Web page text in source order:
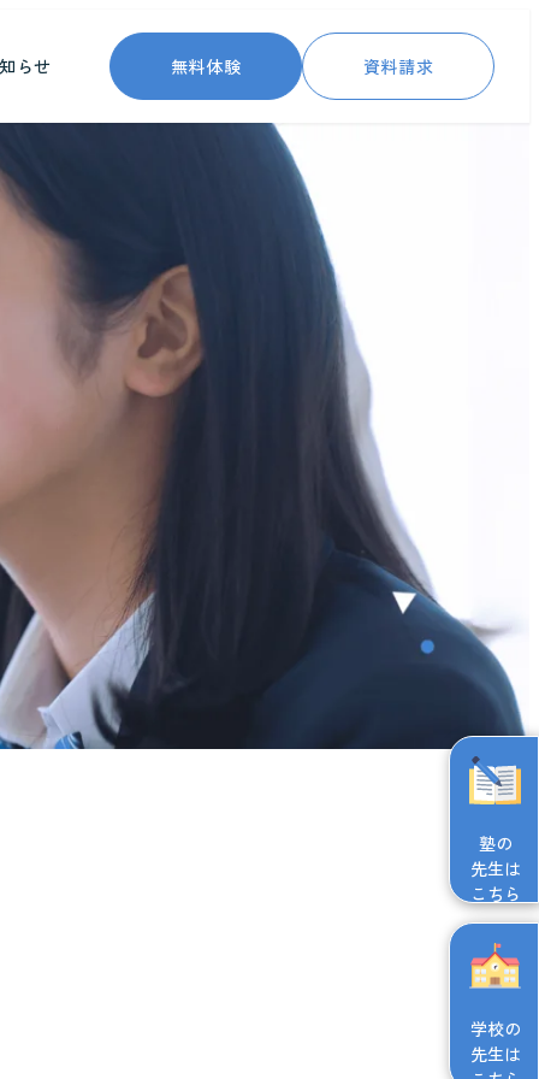
らせ 無料体験 資料請求
塾の
先生は
こちら
学校の
先生は